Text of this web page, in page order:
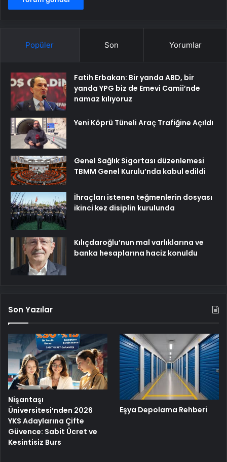
Popüler Son Yorumlar
Fatih Erbakan: Bir yanda ABD, bir
yanda YPG biz de Emevi Camii’nde
namaz kılıyoruz
Yeni Köprü Tüneli Araç Trafiğine Açıldı
Genel Sağlık Sigortası düzenlemesi
TBMM Genel Kurulu’nda kabul edildi
İhraçları istenen teğmenlerin dosyası
ikinci kez disiplin kurulunda
Kılıçdaroğlu’nun mal varlıklarına ve
banka hesaplarına haciz konuldu
Son Yazılar
Nişantaşı
Üniversitesi’nden 2026
YKS Adaylarına Çifte
Güvence: Sabit Ücret ve
Kesintisiz Burs
Eşya Depolama Rehberi